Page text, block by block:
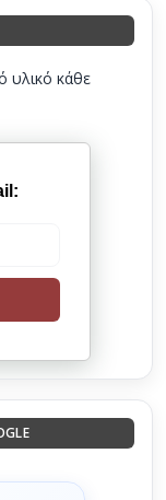
υλικό κάθε